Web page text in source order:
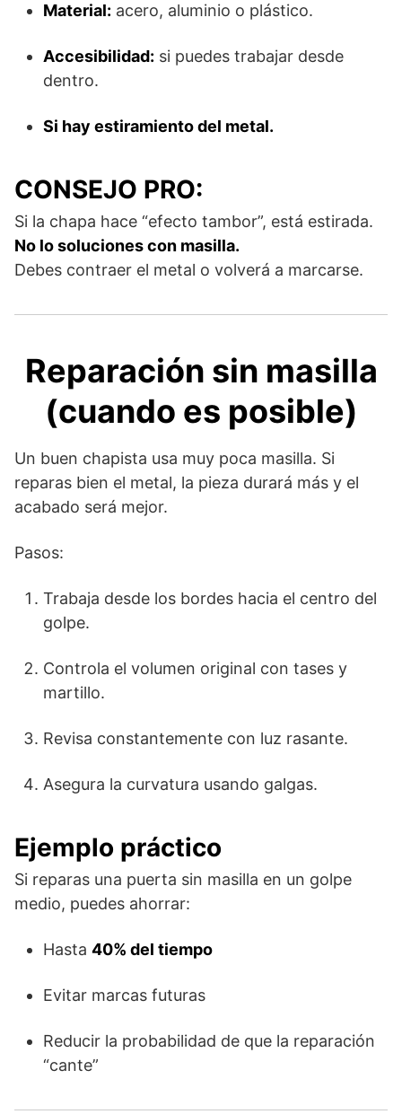
Material: acero, aluminio o plástico.
Accesibilidad: si puedes trabajar desde
dentro.
Si hay estiramiento del metal.
CONSEJO PRO:
Si la chapa hace “efecto tambor”, está estirada.
No lo soluciones con masilla.
Debes contraer el metal o volverá a marcarse.
Reparación sin masilla
(cuando es posible)
Un buen chapista usa muy poca masilla. Si
reparas bien el metal, la pieza durará más y el
acabado será mejor.
Pasos:
Trabaja desde los bordes hacia el centro del
golpe.
Controla el volumen original con tases y
martillo.
Revisa constantemente con luz rasante.
Asegura la curvatura usando galgas.
Ejemplo práctico
Si reparas una puerta sin masilla en un golpe
medio, puedes ahorrar:
Hasta 40% del tiempo
Evitar marcas futuras
Reducir la probabilidad de que la reparación
“cante”